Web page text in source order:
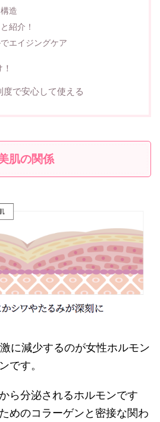
造
紹介！
エイジングケア
で安心して使える
肌の関係
に減少するのが女性ホルモン
です。
ら分泌されるホルモンです
めのコラーゲンと密接な関わ